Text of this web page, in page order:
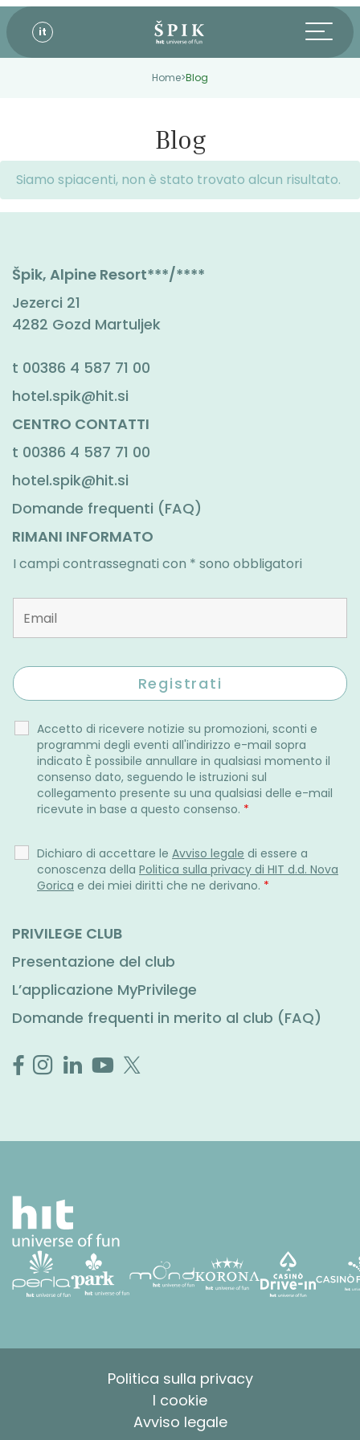
it
Home>Blog
Blog
Siamo spiacenti, non è stato trovato alcun risultato.
Špik, Alpine Resort***/****
Jezerci 21
4282 Gozd Martuljek
t 00386 4 587 71 00
hotel.spik@hit.si
CENTRO CONTATTI
t 00386 4 587 71 00
hotel.spik@hit.si
Domande frequenti (FAQ)
RIMANI INFORMATO
I campi contrassegnati con * sono obbligatori
Accetto di ricevere notizie su promozioni, sconti e
programmi degli eventi all'indirizzo e-mail sopra
indicato È possibile annullare in qualsiasi momento il
consenso dato, seguendo le istruzioni sul
collegamento presente su una qualsiasi delle e-mail
ricevute in base a questo consenso. *
Dichiaro di accettare le Avviso legale di essere a
conoscenza della Politica sulla privacy di HIT d.d. Nova
Gorica e dei miei diritti che ne derivano. *
PRIVILEGE CLUB
Presentazione del club
L’applicazione MyPrivilege
Domande frequenti in merito al club (FAQ)
Politica sulla privacy
I cookie
Avviso legale